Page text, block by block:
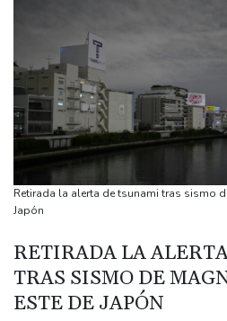
Bulgaria convoca al embajador
dron en su territorio
Muere el padre de Lionel Messi a
del ídolo mundial
Una niña herida muere y eleva a
tiroteo en escuela tailandesa
París obliga a usuarios de
Muere el padre de Lionel Messi a
Apple y OpenAI escalan su
comerciales
Retirada la alerta de tsunami tras sismo
Japón
RETIRADA LA
TRAS SISMO DE
ESTE DE JAPÓN